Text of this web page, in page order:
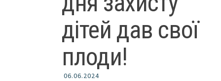
дітей дав свої
плоди!
06.06.2024